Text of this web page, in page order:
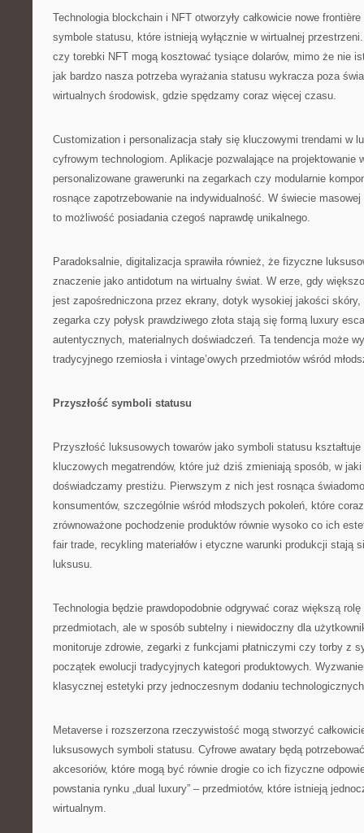
Technologia blockchain i NFT otworzyły całkowicie nowe
symbole statusu, które istnieją wyłącznie w wirtualnej
czy torebki NFT mogą kosztować tysiące dolarów, mimo że nie
jak bardzo nasza potrzeba wyrażania statusu wykracza poza
wirtualnych środowisk, gdzie spędzamy coraz więcej czasu.
Customization i personalizacja stały się kluczowymi trendami w
cyfrowym technologiom. Aplikacje pozwalające na projektowanie
personalizowane grawerunki na zegarkach czy modularnie
rosnące zapotrzebowanie na indywidualność. W świecie
to możliwość posiadania czegoś naprawdę unikalnego.
Paradoksalnie, digitalizacja sprawiła również, że fizyczne
znaczenie jako antidotum na wirtualny świat. W erze, gdy
jest zapośredniczona przez ekrany, dotyk wysokiej jakości
zegarka czy połysk prawdziwego złota stają się formą luxury
autentycznych, materialnych doświadczeń. Ta tendencja może
tradycyjnego rzemiosła i vintage’owych przedmiotów wśród
Przyszłość symboli statusu
Przyszłość luksusowych towarów jako symboli statusu kształtuje
kluczowych megatrendów, które już dziś zmieniają sposób, w
doświadczamy prestiżu. Pierwszym z nich jest rosnąca
konsumentów, szczególnie wśród młodszych pokoleń, które
zrównoważone pochodzenie produktów równie wysoko co ich
fair trade, recykling materiałów i etyczne warunki produkcji stają
luksusu.
Technologia będzie prawdopodobnie odgrywać coraz większą
przedmiotach, ale w sposób subtelny i niewidoczny dla
monitoruje zdrowie, zegarki z funkcjami płatniczymi czy torby z
początek ewolucji tradycyjnych kategori produktowych.
klasycznej estetyki przy jednoczesnym dodaniu
Metaverse i rozszerzona rzeczywistość mogą stworzyć
luksusowych symboli statusu. Cyfrowe awatary będą
akcesoriów, które mogą być równie drogie co ich fizyczne
powstania rynku „dual luxury” – przedmiotów, które istnieją
wirtualnym.